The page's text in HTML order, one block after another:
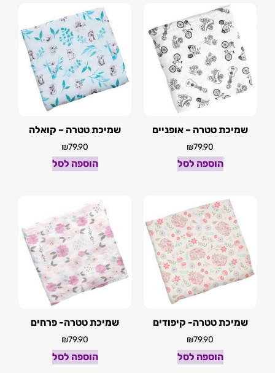
שמיכת טטרה – אופניים
₪79.90
הוספה לסל
שמיכת טטרה – קואלה
₪79.90
הוספה לסל
שמיכת טטרה- קיפודים
₪79.90
הוספה לסל
שמיכת טטרה- פרחים
₪79.90
הוספה לסל